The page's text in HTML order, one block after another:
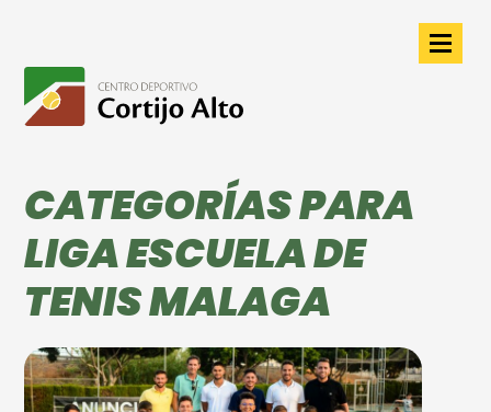
CATEGORÍAS PARA
LIGA ESCUELA DE
TENIS MALAGA